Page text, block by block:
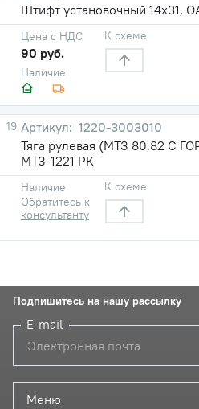
Штифт установочный 14х31,
Наличие
Цена с НДС
90 руб.
К схеме
19
1220-3003010
Тяга рулевая (МТЗ 80,82 С
МТЗ-1221 РК
Наличие
Обратитесь к
консультанту
К схеме
Меню
Подпишитесь на нашу рассылку
E-mail